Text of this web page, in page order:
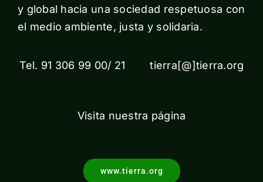
y global hacia una sociedad respetuosa con
el medio ambiente, justa y solidaria.
Tel. 91 306 99 00/ 21 tierra[@]tierra.org
Visita nuestra página
www.tierra.org